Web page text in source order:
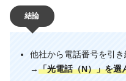
結論
他社から電話番号を引
→ 「光電話（N）」を選